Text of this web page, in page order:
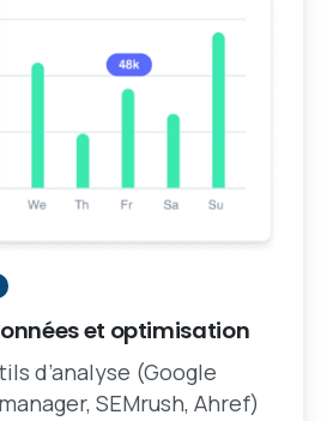
et optimisation
d’analyse (Google
SEMrush, Ahref)